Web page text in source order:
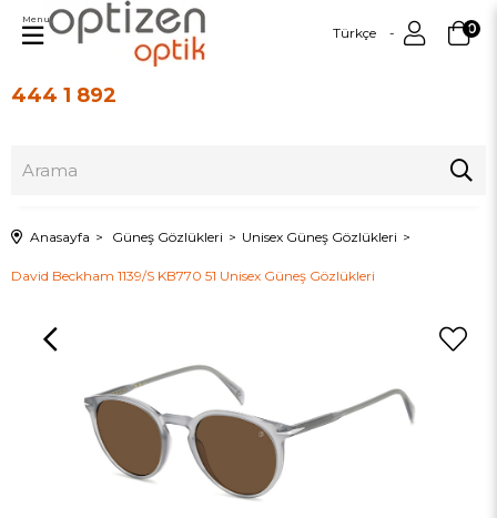
444 1 892
Türkçe 0
Menu
Anasayfa Güneş Gözlükleri Unisex Güneş Gözlükleri
David Beckham 1139/S KB770 51 Unisex Güneş Gözlükleri